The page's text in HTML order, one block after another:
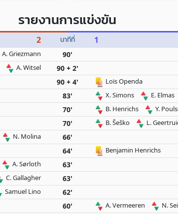
รายงานการแข่งขัน
2 นาทีที่ 1
A. Griezmann 90'
A. Witsel
90 + 2'
90 + 4'
Loïs Openda
83' X. Simons E. Elmas
70' B. Henrichs Y.
70' B. Šeško
L.
N. Molina
66'
64'
Benjamin Henrichs
A. Sørloth 63'
C. Gallagher 63'
Samuel Lino
62'
60'
A. Vermeeren
N.